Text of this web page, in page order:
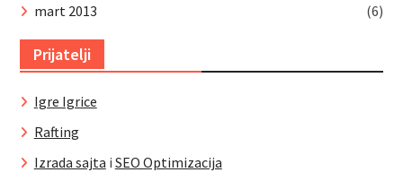
mart 2013
(6)
Prijatelji
Igre Igrice
Rafting
Izrada sajta i SEO Optimizacija